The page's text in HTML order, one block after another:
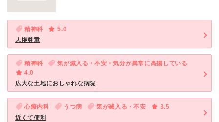
精神科
5.0
人権尊重
精神科
気が滅入る・不安・気分が異常に高揚している
4.0
広大な土地におしゃれな病院
心療内科 うつ病 気が滅入る・不安
3.5
近くて便利